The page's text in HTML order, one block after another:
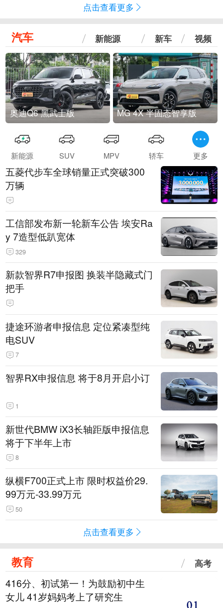
点击查看更多
汽车 新能源 新车 视频
奥迪Q6 黑武士版 MG 4X 半固态智享版
新能源 SUV MPV 轿车 更多
五菱代步车全球销量正式突破300
万辆
工信部发布新一轮新车公告 埃安Ra
y 7造型低趴宽体
329
新款智界R7申报图 换装半隐藏式门
把手
捷途环游者申报信息 定位紧凑型纯
电SUV
7
智界RX申报信息 将于8月开启小订
1
新世代BMW iX3长轴距版申报信息
将于下半年上市
8
纵横F700正式上市 限时权益价29.
99万元-33.99万元
50
点击查看更多
教育 高考
416分、初试第一！为鼓励初中生
女儿 41岁妈妈考上了研究生